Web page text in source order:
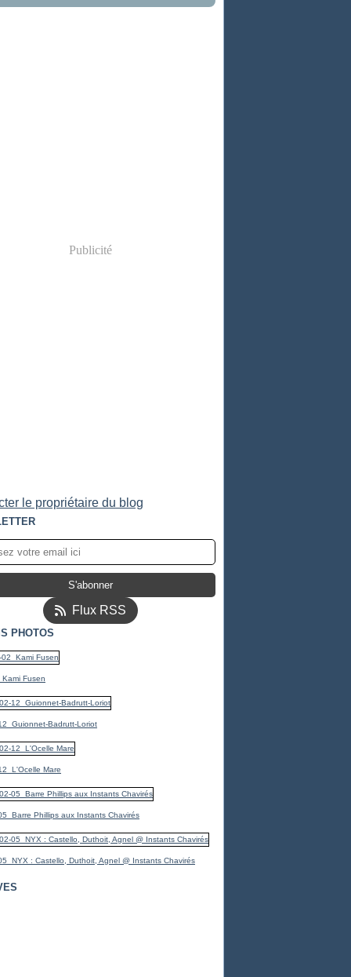
Publicité
le propriétaire du blog
Flux RSS
PHOTOS
Fusen
Badrutt-Loriot
Mare
Phillips aux Instants Chavirés
: Castello, Duthoit, Agnel @ Instants Chavirés